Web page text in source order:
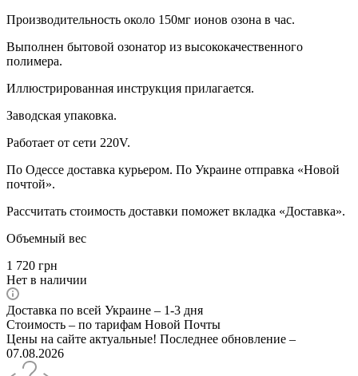
Производительность около 150мг ионов озона в час.
Выполнен бытовой озонатор из высококачественного
полимера.
Иллюстрированная инструкция прилагается.
Заводская упаковка.
Работает от сети 220V.
По Одессе доставка курьером. По Украине отправка «Новой
почтой».
Рассчитать стоимость доставки поможет вкладка «Доставка».
Объемный вес
1 720 грн
Нет в наличии
Доставка по всей Украине – 1-3 дня
Стоимость – по тарифам Новой Почты
Цены на сайте актуальные! Последнее обновление –
07.08.2026